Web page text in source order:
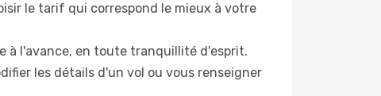
le tarif qui correspond le mieux à votre
à l'avance, en toute tranquillité d'esprit.
les détails d'un vol ou vous renseigner